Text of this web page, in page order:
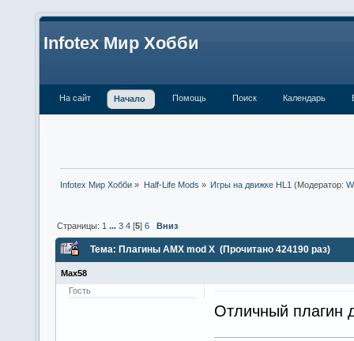
Infotex Мир Хобби
На сайт Начало Помощь Поиск Календарь
Infotex Мир Хобби » Half-Life Mods » Игры на движке HL1 (Модератор:
Страницы: 1 ...3 4 [5]6 Вниз
Тема: Плагины AMX mod X (Прочитано 424190 раз)
Max58
Гость
Отличный плагин